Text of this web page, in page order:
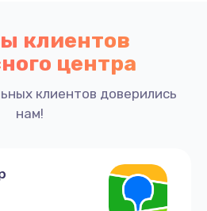
клиентов
центра
клиентов доверились
нам!